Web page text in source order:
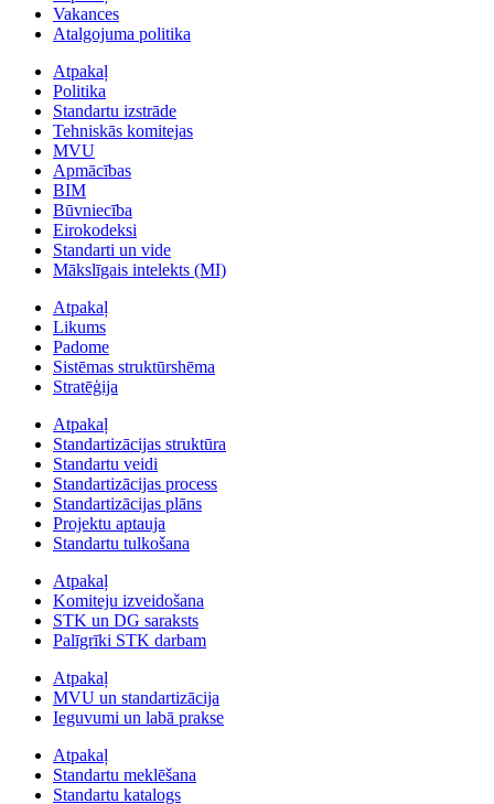
Vakances
Atalgojuma politika
Atpakaļ
Politika
Standartu izstrāde
Tehniskās komitejas
MVU
Apmācības
BIM
Būvniecība
Eirokodeksi
Standarti un vide
Mākslīgais intelekts (MI)
Atpakaļ
Likums
Padome
Sistēmas struktūrshēma
Stratēģija
Atpakaļ
Standartizācijas struktūra
Standartu veidi
Standartizācijas process
Standartizācijas plāns
Projektu aptauja
Standartu tulkošana
Atpakaļ
Komiteju izveidošana
STK un DG saraksts
Palīgrīki STK darbam
Atpakaļ
MVU un standartizācija
Ieguvumi un labā prakse
Atpakaļ
Standartu meklēšana
Standartu katalogs